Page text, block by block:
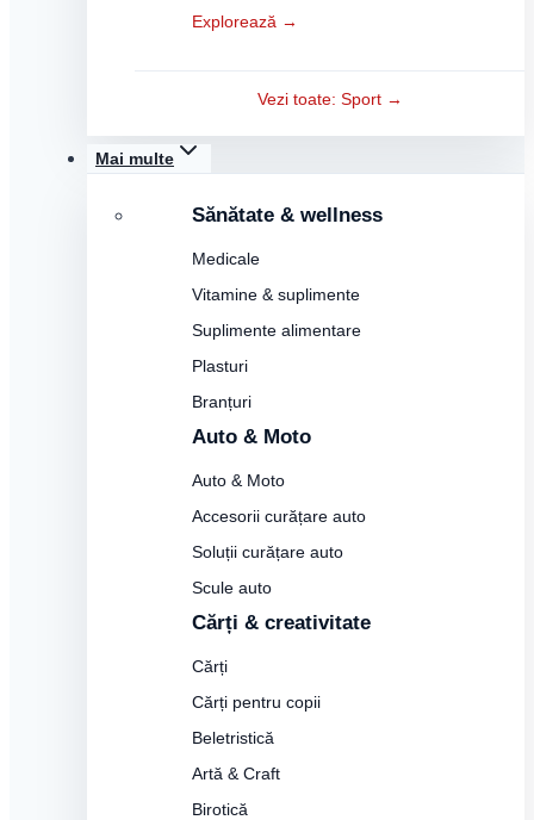
Explorează →
Vezi toate: Sport →
Mai multe
Sănătate & wellness
Medicale
Vitamine & suplimente
Suplimente alimentare
Plasturi
Branțuri
Auto & Moto
Auto & Moto
Accesorii curățare auto
Soluții curățare auto
Scule auto
Cărți & creativitate
Cărți
Cărți pentru copii
Beletristică
Artă & Craft
Birotică